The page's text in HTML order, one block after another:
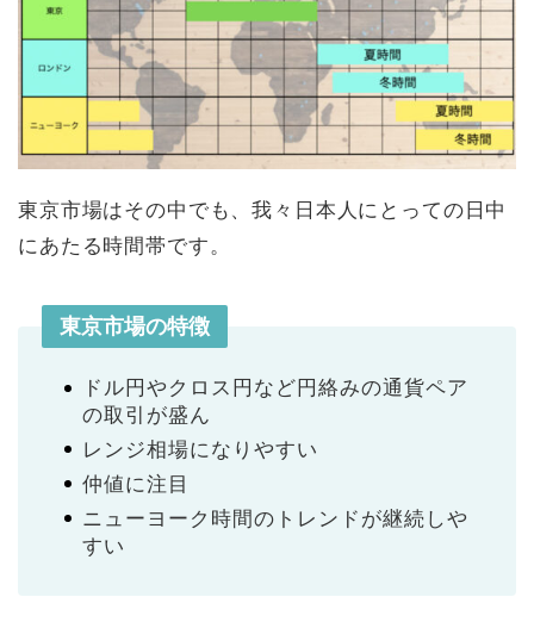
東京市場はその中でも、我々日本人にとっての日中
にあたる時間帯です。
東京市場の特徴
ドル円やクロス円など円絡みの通貨ペア
の取引が盛ん
レンジ相場になりやすい
仲値に注目
ニューヨーク時間のトレンドが継続しや
すい